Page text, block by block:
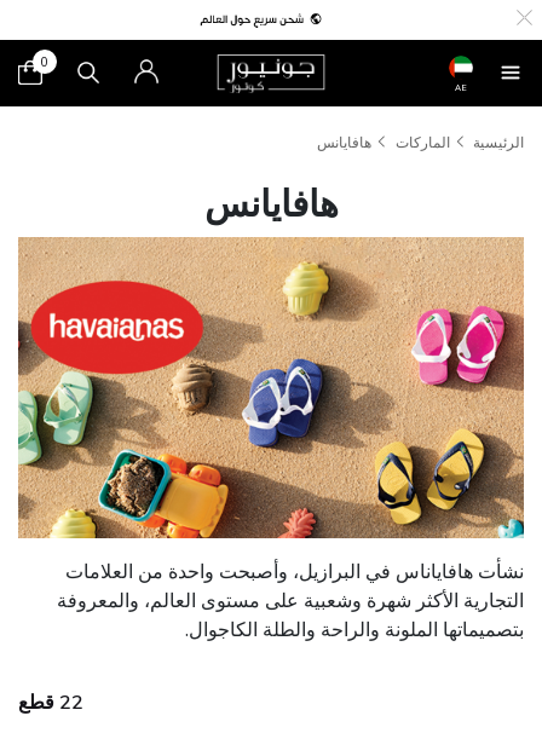
AE
0
الرئيسية الماركات هافايانس
هافايانس
نشأت هافاياناس في البرازيل، وأصبحت واحدة من العلامات
التجارية الأكثر شهرة وشعبية على مستوى العالم، والمعروفة
بتصميماتها الملونة والراحة والطلة الكاجوال.
22 قطع